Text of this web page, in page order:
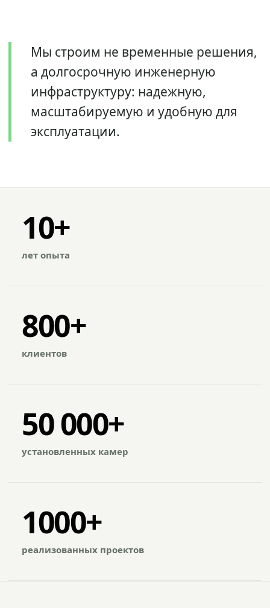
Мы строим не временные решения,
а долгосрочную инженерную
инфраструктуру: надежную,
масштабируемую и удобную для
эксплуатации.
10+
лет опыта
800+
клиентов
50 000+
установленных камер
1000+
реализованных проектов